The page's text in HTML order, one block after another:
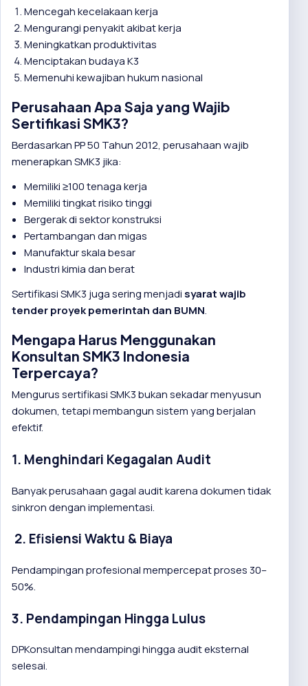
Mencegah kecelakaan kerja
Mengurangi penyakit akibat kerja
Meningkatkan produktivitas
Menciptakan budaya K3
Memenuhi kewajiban hukum nasional
Perusahaan Apa Saja yang Wajib
Sertifikasi SMK3?
Berdasarkan PP 50 Tahun 2012, perusahaan wajib
menerapkan SMK3 jika:
Memiliki ≥100 tenaga kerja
Memiliki tingkat risiko tinggi
Bergerak di sektor konstruksi
Pertambangan dan migas
Manufaktur skala besar
Industri kimia dan berat
Sertifikasi SMK3 juga sering menjadi syarat wajib
tender proyek pemerintah dan BUMN.
Mengapa Harus Menggunakan
Konsultan SMK3 Indonesia
Terpercaya?
Mengurus sertifikasi SMK3 bukan sekadar menyusun
dokumen, tetapi membangun sistem yang berjalan
efektif.
1. Menghindari Kegagalan Audit
Banyak perusahaan gagal audit karena dokumen tidak
sinkron dengan implementasi.
2. Efisiensi Waktu & Biaya
Pendampingan profesional mempercepat proses 30–
50%.
3. Pendampingan Hingga Lulus
DPKonsultan mendampingi hingga audit eksternal
selesai.